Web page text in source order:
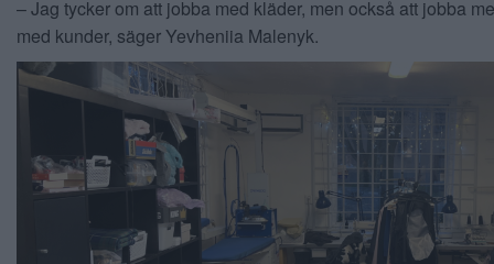
– Jag tycker om att jobba med kläder, men också att jobba
med kunder, säger Yevheniia Malenyk.